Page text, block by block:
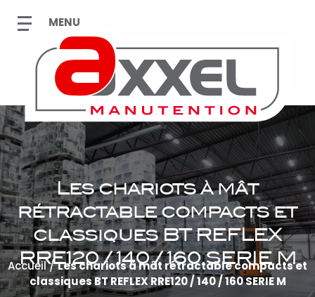
Les chariots à mât
rétractable compacts et
classiques BT REFLEX
RRE120 / 140 / 160 SERIE M
Accueil/Les chariots à mât rétractable compacts et
classiques BT REFLEX RRE120 / 140 / 160 SERIE M